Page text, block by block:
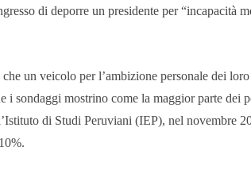
di deporre un presidente per “incapacità
un veicolo per l’ambizione personale dei
i sondaggi mostrino come la maggior parte dei
di Studi Peruviani (IEP), nel novembre